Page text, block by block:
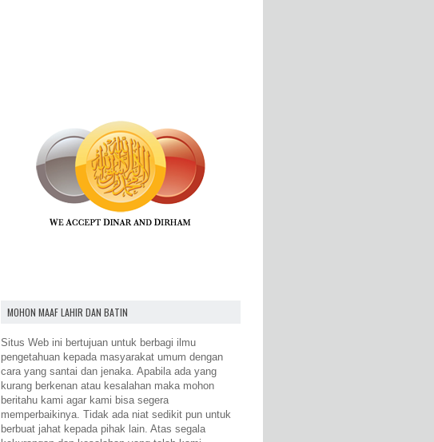
MOHON MAAF LAHIR DAN BATIN
Situs Web ini bertujuan untuk berbagi ilmu
pengetahuan kepada masyarakat umum dengan
cara yang santai dan jenaka. Apabila ada yang
kurang berkenan atau kesalahan maka mohon
beritahu kami agar kami bisa segera
memperbaikinya. Tidak ada niat sedikit pun untuk
berbuat jahat kepada pihak lain. Atas segala